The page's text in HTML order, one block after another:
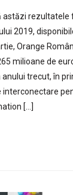
astăzi rezultatele
2019,
Orange
milioane de
trecut, în
[…]